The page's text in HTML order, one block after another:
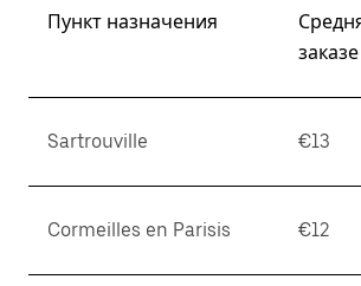
Пункт назначения
Sartrouville €13
Cormeilles en Parisis €12